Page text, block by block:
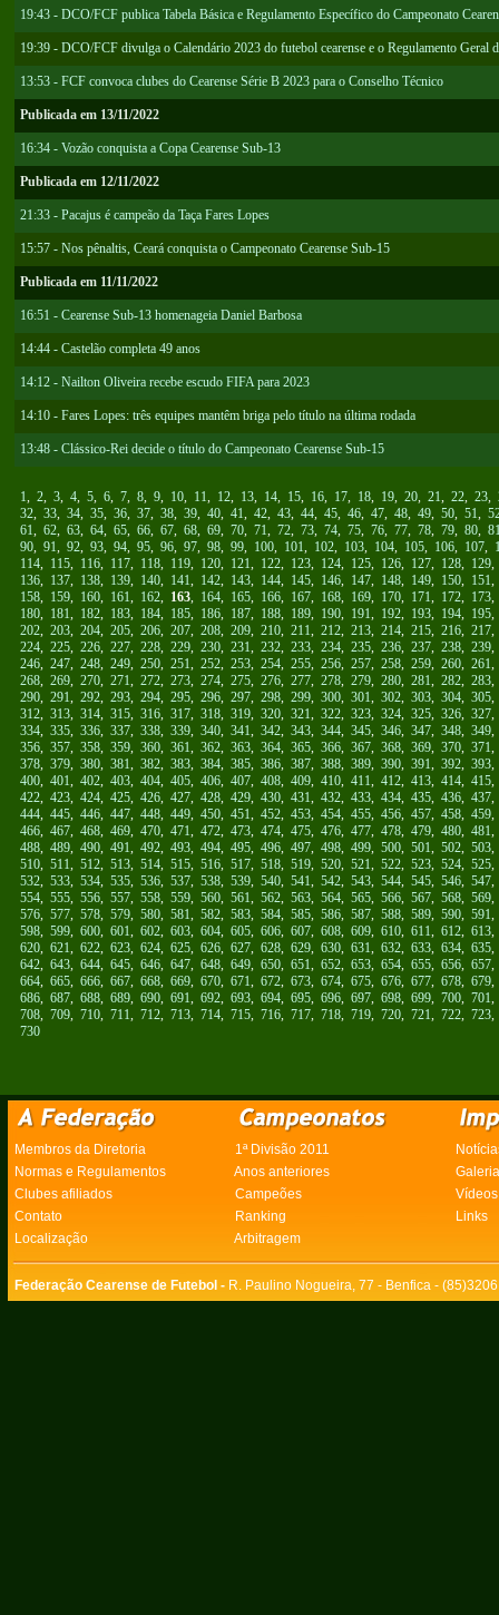
19:43 - DCO/FCF publica Tabela Básica e Regulamento Específico do Campeonato
19:39 - DCO/FCF divulga o Calendário 2023 do futebol cearense e o Regulamento Geral
13:53 - FCF convoca clubes do Cearense Série B 2023 para o Conselho Técnico
Publicada em 13/11/2022
16:34 - Vozão conquista a Copa Cearense Sub-13
Publicada em 12/11/2022
21:33 - Pacajus é campeão da Taça Fares Lopes
15:57 - Nos pênaltis, Ceará conquista o Campeonato Cearense Sub-15
Publicada em 11/11/2022
16:51 - Cearense Sub-13 homenageia Daniel Barbosa
14:44 - Castelão completa 49 anos
14:12 - Nailton Oliveira recebe escudo FIFA para 2023
14:10 - Fares Lopes: três equipes mantêm briga pelo título na última rodada
13:48 - Clássico-Rei decide o título do Campeonato Cearense Sub-15
1, 2, 3, 4, 5, 6, 7, 8, 9, 10, 11, 12, 13, 14, 15, 16, 17, 18, 19, 20, 21, 22, 23,
32, 33, 34, 35, 36, 37, 38, 39, 40, 41, 42, 43, 44, 45, 46, 47, 48, 49, 50, 51,
61, 62, 63, 64, 65, 66, 67, 68, 69, 70, 71, 72, 73, 74, 75, 76, 77, 78, 79, 80,
90, 91, 92, 93, 94, 95, 96, 97, 98, 99, 100, 101, 102, 103, 104, 105, 106, 107,
114, 115, 116, 117, 118, 119, 120, 121, 122, 123, 124, 125, 126, 127, 128, 129
136, 137, 138, 139, 140, 141, 142, 143, 144, 145, 146, 147, 148, 149, 150, 151
158, 159, 160, 161, 162, 163, 164, 165, 166, 167, 168, 169, 170, 171, 172, 173
180, 181, 182, 183, 184, 185, 186, 187, 188, 189, 190, 191, 192, 193, 194, 195
202, 203, 204, 205, 206, 207, 208, 209, 210, 211, 212, 213, 214, 215, 216, 217
224, 225, 226, 227, 228, 229, 230, 231, 232, 233, 234, 235, 236, 237, 238, 239
246, 247, 248, 249, 250, 251, 252, 253, 254, 255, 256, 257, 258, 259, 260, 261
268, 269, 270, 271, 272, 273, 274, 275, 276, 277, 278, 279, 280, 281, 282, 283
290, 291, 292, 293, 294, 295, 296, 297, 298, 299, 300, 301, 302, 303, 304, 305
312, 313, 314, 315, 316, 317, 318, 319, 320, 321, 322, 323, 324, 325, 326, 327
334, 335, 336, 337, 338, 339, 340, 341, 342, 343, 344, 345, 346, 347, 348, 349
356, 357, 358, 359, 360, 361, 362, 363, 364, 365, 366, 367, 368, 369, 370, 371
378, 379, 380, 381, 382, 383, 384, 385, 386, 387, 388, 389, 390, 391, 392, 393
400, 401, 402, 403, 404, 405, 406, 407, 408, 409, 410, 411, 412, 413, 414, 415
422, 423, 424, 425, 426, 427, 428, 429, 430, 431, 432, 433, 434, 435, 436, 437
444, 445, 446, 447, 448, 449, 450, 451, 452, 453, 454, 455, 456, 457, 458, 459
466, 467, 468, 469, 470, 471, 472, 473, 474, 475, 476, 477, 478, 479, 480, 481
488, 489, 490, 491, 492, 493, 494, 495, 496, 497, 498, 499, 500, 501, 502, 503
510, 511, 512, 513, 514, 515, 516, 517, 518, 519, 520, 521, 522, 523, 524, 525
532, 533, 534, 535, 536, 537, 538, 539, 540, 541, 542, 543, 544, 545, 546, 547
554, 555, 556, 557, 558, 559, 560, 561, 562, 563, 564, 565, 566, 567, 568, 569
576, 577, 578, 579, 580, 581, 582, 583, 584, 585, 586, 587, 588, 589, 590, 591
598, 599, 600, 601, 602, 603, 604, 605, 606, 607, 608, 609, 610, 611, 612, 613
620, 621, 622, 623, 624, 625, 626, 627, 628, 629, 630, 631, 632, 633, 634, 635
642, 643, 644, 645, 646, 647, 648, 649, 650, 651, 652, 653, 654, 655, 656, 657
664, 665, 666, 667, 668, 669, 670, 671, 672, 673, 674, 675, 676, 677, 678, 679
686, 687, 688, 689, 690, 691, 692, 693, 694, 695, 696, 697, 698, 699, 700, 701
708, 709, 710, 711, 712, 713, 714, 715, 716, 717, 718, 719, 720, 721, 722, 723
730
Membros da Diretoria 1ª Divisão 2011
Normas e Regulamentos
Anos anteriores
Clubes afiliados
Campeões
Vídeos
Contato
Ranking
Links
Localização
Arbitragem
Federação Cearense de Futebol - R. Paulino Nogueira, 77 - Benfica -